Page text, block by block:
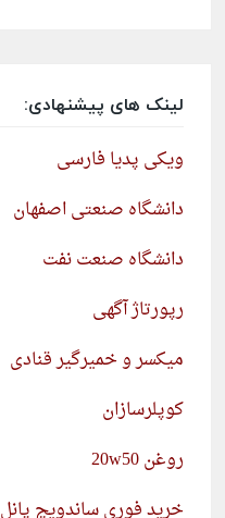
لینک های پیشنهادی:
ویکی پدیا فارسی
دانشگاه صنعتی اصفهان
دانشگاه صنعت نفت
رپورتاژ آگهی
میکسر و خمیرگیر قنادی
کوپلرسازان
روغن 20w50
خرید فوری ساندویچ پانل